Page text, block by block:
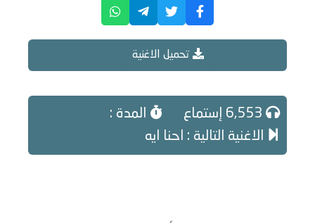
تحميل الاغنية
المدة :
الاغنية التالية : احنا ايه